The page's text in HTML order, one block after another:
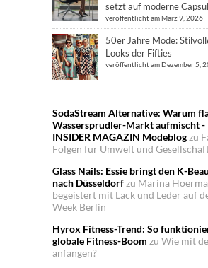
setzt auf moderne
veröffentlicht am März 9, 2026
50er Jahre Mode:
Looks der Fifties
veröffentlicht am Dezember 5,
SodaStream Alternative: Warum
Wassersprudler-Markt aufmischt -
INSIDER MAGAZIN Modeblogzu
Folgen für Umwelt und
Glass Nails: Essie bringt den K-
nach Düsseldorfzu Marina
begeistert mit Lack und Leder auf
Week Berlin
Hyrox Fitness-Trend: So
globale Fitness-Boom zu Wie mit
anfangen?